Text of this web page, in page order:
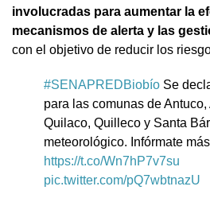
involucradas para aumentar la
mecanismos de alerta y las
con el objetivo de reducir los
#SENAPREDBiobío Se
para las comunas de
Quilaco, Quilleco y Santa
meteorológico. Infórmate
https://t.co/Wn7hP7v7su
pic.twitter.com/pQ7wbtnazU